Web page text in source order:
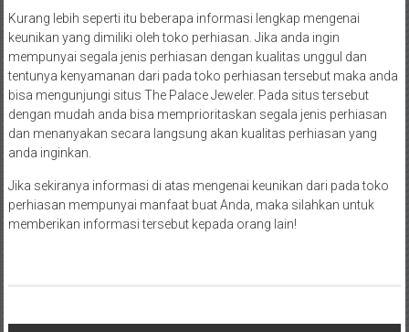
Kurang lebih seperti itu beberapa informasi lengkap mengenai
keunikan yang dimiliki oleh toko perhiasan. Jika anda ingin
mempunyai segala jenis perhiasan dengan kualitas unggul dan
tentunya kenyamanan dari pada toko perhiasan tersebut maka anda
bisa mengunjungi situs The Palace Jeweler. Pada situs tersebut
dengan mudah anda bisa memprioritaskan segala jenis perhiasan
dan menanyakan secara langsung akan kualitas perhiasan yang
anda inginkan.
Jika sekiranya informasi di atas mengenai keunikan dari pada toko
perhiasan mempunyai manfaat buat Anda, maka silahkan untuk
memberikan informasi tersebut kepada orang lain!